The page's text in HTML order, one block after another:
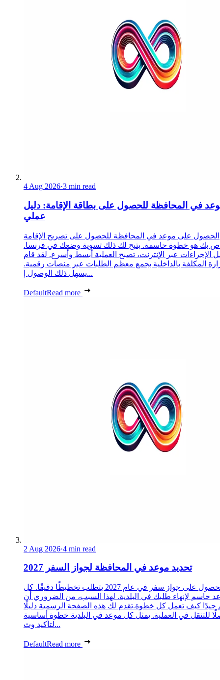
4 Aug 2026·3 min read
في المحافظة للحصول على بطاقة الإقامة: دليل
عملي
الحصول على موعد في المحافظة للحصول على تصريح الإقامة
بك هو خطوة حاسمة. يتيح لك ذلك تسوية وضعك في فرنسا.
الإجراءات عبر الإنترنت، تصبح العملية أبسط وأسرع. لقد قام
المكلفة بالداخلية بجمع معظم الطلبات عبر منصات رقمية.
يسهل ذلك الوصول إ...
DefaultRead more
2 Aug 2026·4 min read
تحديد موعد في المحافظة لجواز السفر 2027
الحصول على جواز سفر في عام 2027 يتطلب تخطيطًا دقيقًا. كل
حاسم لإنهاء طلبك في البلدية. لهذا السبب، من الضروري أن
جيدًا كيف تعمل كل خطوة.تقدم لك هذه الصفحة الرسمية دليلًا
للتنقل في العملية. يمثل كل موعد في البلدية خطوة أساسية
لتأكيد وث...
DefaultRead more